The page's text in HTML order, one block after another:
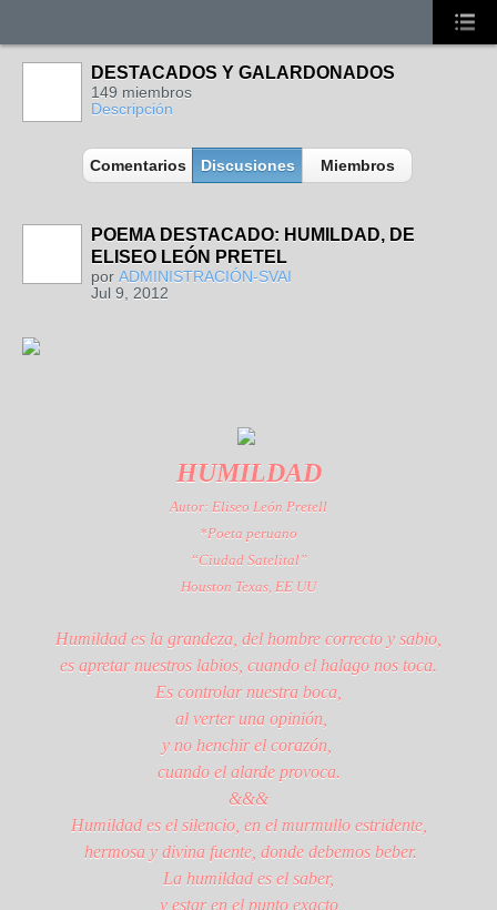
DESTACADOS Y GALARDONADOS
149 miembros
Descripción
Comentarios Discusiones Miembros
POEMA DESTACADO: HUMILDAD, DE
ELISEO LEÓN PRETEL
por ADMINISTRACIÓN-SVAI
Jul 9, 2012
HUMILDAD
Autor: Eliseo León Pretell
*Poeta peruano
“Ciudad Satelital”
Houston Texas, EE UU
Humildad es la grandeza, del hombre correcto y sabio,
es apretar nuestros labios, cuando el halago nos toca.
Es controlar nuestra boca,
al verter una opinión,
y no henchir el corazón,
cuando el alarde provoca.
&&&
Humildad es el silencio, en el murmullo estridente,
hermosa y divina fuente, donde debemos beber.
La humildad es el saber,
y estar en el punto exacto,